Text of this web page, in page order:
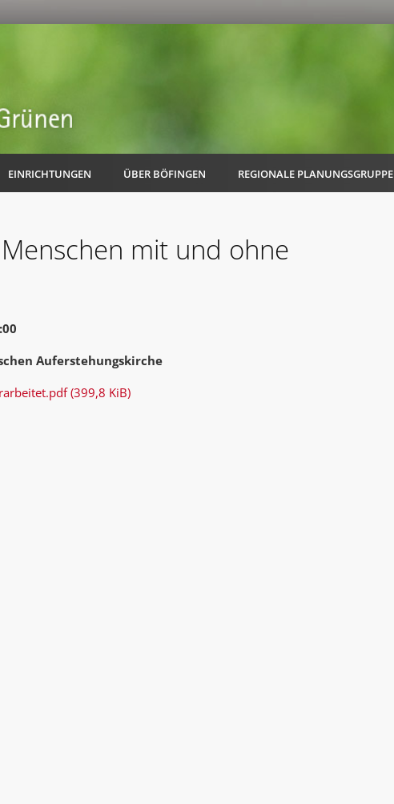
EINRICHTUNGEN ÜBER BÖFINGEN REGIONALE PLANUNGSGRUPPE
mit und ohne
Auferstehungskirche
(399,8 KiB)